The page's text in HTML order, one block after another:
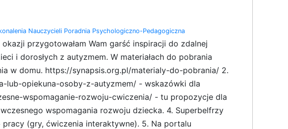
Nauczycieli Poradnia Psychologiczno-Pedagogiczna
przygotowałam Wam garść inspiracji do zdalnej
i dorosłych z autyzmem. W materiałach do pobrania
w domu. https://synapsis.org.pl/materialy-do-pobrania/ 2.
lub-opiekuna-osoby-z-autyzmem/ - wskazówki dla
wspomaganie-rozwoju-cwiczenia/ - tu propozycje dla
wspomagania rozwoju dziecka. 4. Superbelfrzy
(gry, ćwiczenia interaktywne). 5. Na portalu